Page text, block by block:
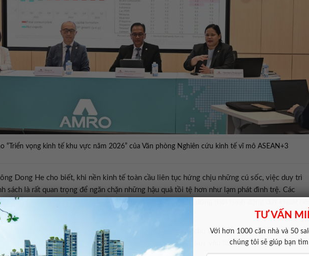
TƯ VẤN
Với hơn 1000 căn nhà và 50
chúng tôi sẽ giúp bạn
“Triển vọng kinh tế khu vực năm 2026” của Văn phòng Nghiên cứu kinh tế vĩ mô ASEAN+3
ông Dong He cho biết, khi nền kinh tế toàn cầu liên tục hứng chịu những cú sốc, việc duy trì
sách là rất quan trọng để ngăn chặn những hậu quả tồi tệ hơn như lạm phát đình trệ. Các
duy trì điều kiện thị trường ổn định và ổn định tài chính, đồng thời hành động dứt khoát
dẫn đến lạm phát kéo dài.
chính phủ các quốc gia nên ưu tiên hỗ trợ có mục tiêu cho các nhóm dễ bị tổn thương,
pháp trên diện rộng có thể làm gia tăng lạm phát hoặc làm suy yếu tính bền vững tài khóa.